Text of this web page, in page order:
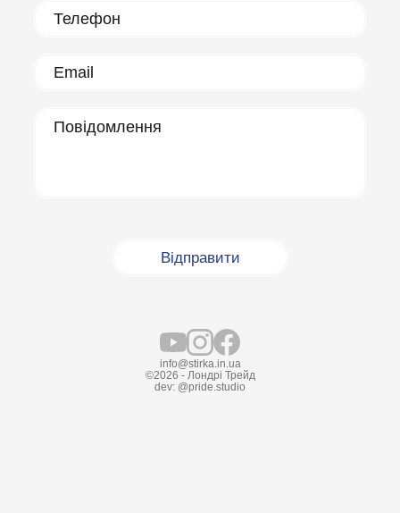
info@stirka.in.ua
©2026 - Лондрі Трейд
dev: @pride.studio